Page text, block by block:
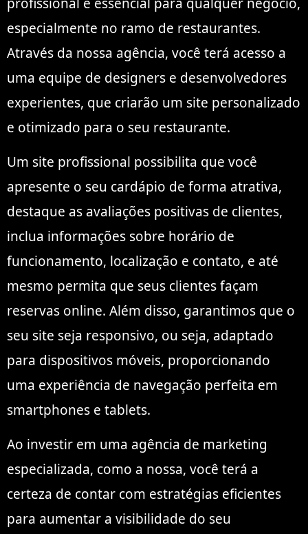
especialmente no ramo de restaurantes.
Através da nossa agência, você terá acesso a
uma equipe de designers e desenvolvedores
experientes, que criarão um site personalizado
e otimizado para o seu restaurante.
Um site profissional possibilita que você
apresente o seu cardápio de forma atrativa,
destaque as avaliações positivas de clientes,
inclua informações sobre horário de
funcionamento, localização e contato, e até
mesmo permita que seus clientes façam
reservas online. Além disso, garantimos que o
seu site seja responsivo, ou seja, adaptado
para dispositivos móveis, proporcionando
uma experiência de navegação perfeita em
smartphones e tablets.
Ao investir em uma agência de marketing
especializada, como a nossa, você terá a
certeza de contar com estratégias eficientes
para aumentar a visibilidade do seu